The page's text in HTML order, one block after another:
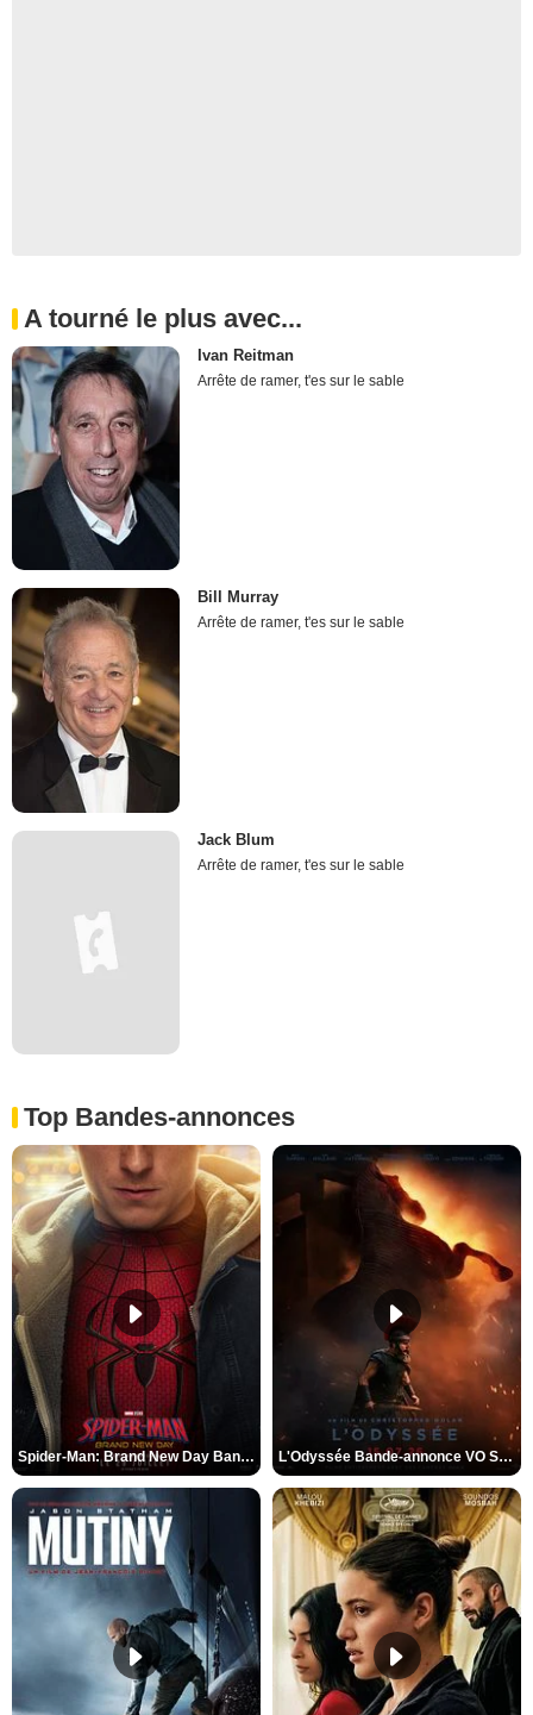
A tourné le plus avec...
Ivan Reitman
Arrête de ramer, t'es sur le sable
Bill Murray
Arrête de ramer, t'es sur le sable
Jack Blum
Arrête de ramer, t'es sur le sable
Top Bandes-annonces
Spider-Man: Brand New Day Bande-annonce VO STFR L'Odyssée Bande-annonce VO STFR